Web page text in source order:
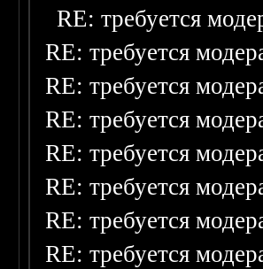
RE: требуется
RE: требуется
RE: требуется
RE: требуется
RE: требуется
RE: требуется
RE: требуется
RE: требуется